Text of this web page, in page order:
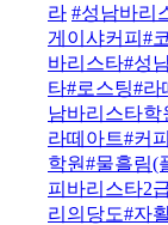
라 #성남바리
게이샤커피#
바리스타#성
타#로스팅#
남바리스타학
라떼아트#커
학원#물흘림(
피바리스타2
리의당도#자